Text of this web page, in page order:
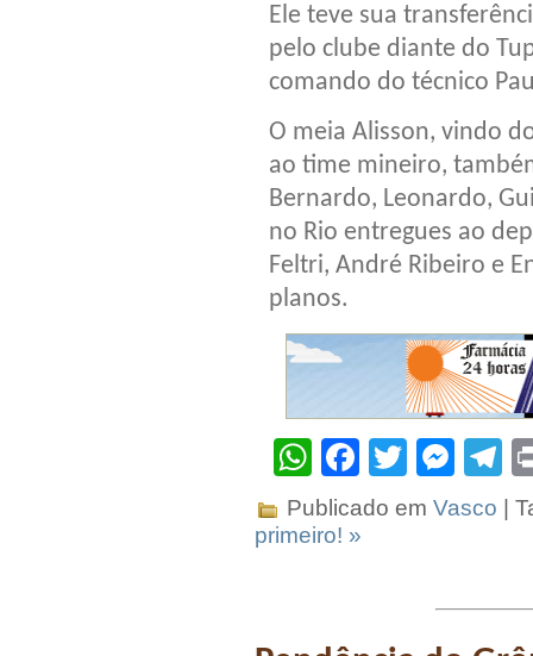
Ele teve sua
pelo clube diante do
comando do técnico
O meia Alisson, vindo
ao time mineiro,
Bernardo, Leonardo,
no Rio entregues ao
Feltri, André Ribeiro e
planos.
WhatsApp
Facebook
Twitter
Publicado em Vasco |
primeiro! »